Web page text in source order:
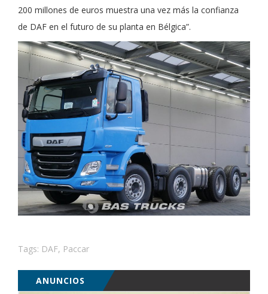
200 millones de euros muestra una vez más la confianza
de DAF en el futuro de su planta en Bélgica”.
Tags: DAF, Paccar
ANUNCIOS